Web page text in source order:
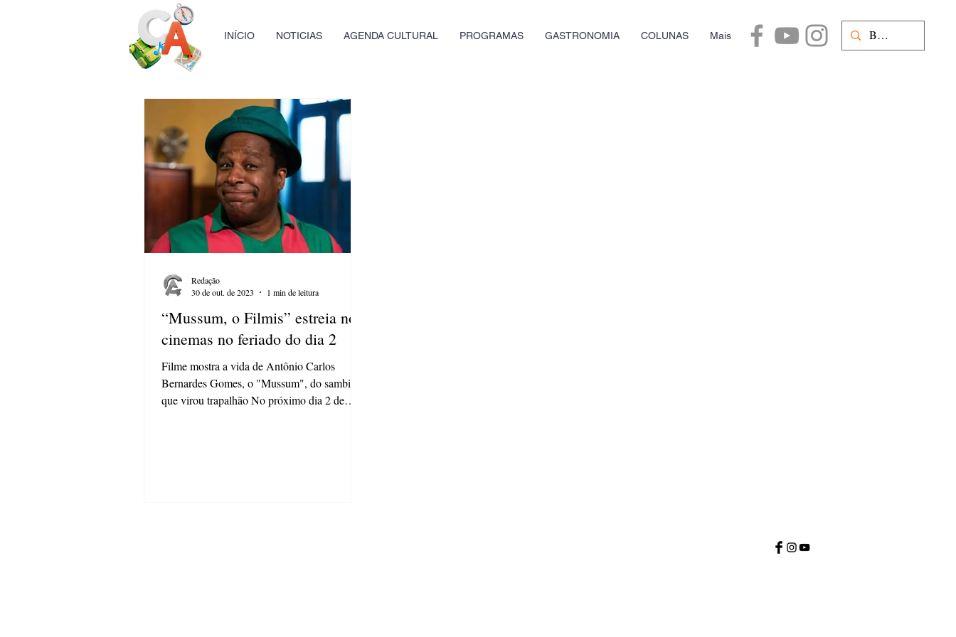
INÍCIO NOTICIAS AGENDA CULTURAL PROGRAMAS GASTRONOMIA COLUNAS Mais
“Mussum, o Filmis” estreia nos
cinemas no feriado do dia 2
Filme mostra a vida de Antônio Carlos
Bernardes Gomes, o "Mussum", do sambista
que virou trapalhão No próximo dia 2 de
Redação
30 de out. de 2023
1 min de leitura